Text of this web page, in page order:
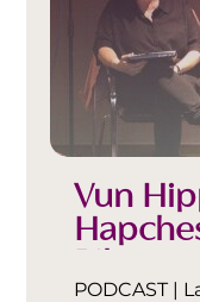
Vun
Pilatus
PODCAST |